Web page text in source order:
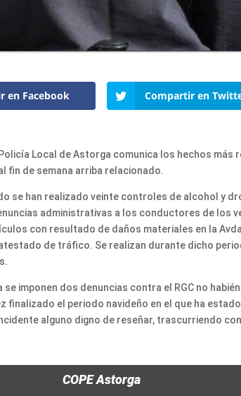
en Facebook Compartir en
Local de Astorga comunica los hechos
fin de semana arriba relacionado.
se han realizado veinte controles de alcohol y
administrativas a los conductores de los
con resultado de daños materiales en la
de tráfico. Se realizan durante dicho
se imponen dos denuncias contra el RGC no
finalizado el periodo navideño en el que ha
alguno digno de reseñar, trascurriendo
COPE Astorga